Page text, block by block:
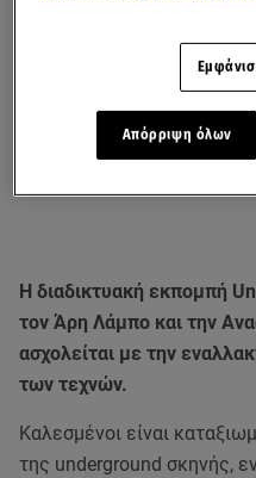
H διαδικτυακή εκπομπή
τον Άρη Λάμπο και την
ασχολείται με την
των τεχνών.
Καλεσμένοι είναι
της underground σκηνής,
Απόρριψη όλων